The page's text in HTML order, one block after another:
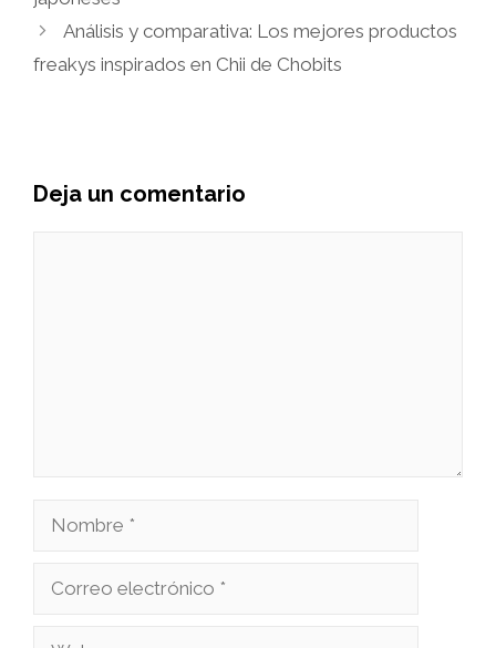
Análisis y comparativa: Los mejores productos
freakys inspirados en Chii de Chobits
Deja un comentario
Nombre
Correo
Web